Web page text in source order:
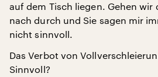
auf dem Tisch liegen. Gehen wir
nach durch und Sie sagen mir
nicht sinnvoll.
Das Verbot von
Sinnvoll?